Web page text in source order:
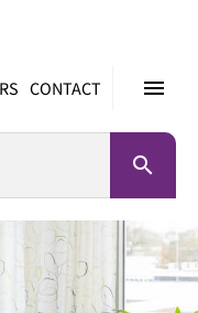
menu
CONTACT
search